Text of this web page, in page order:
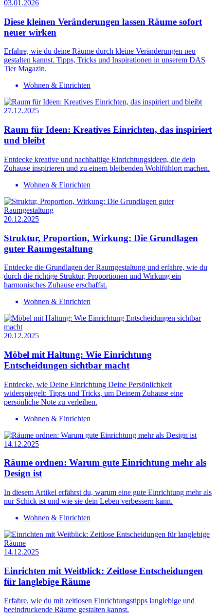
03.01.2026
Diese kleinen Veränderungen lassen Räume sofort
neuer wirken
Erfahre, wie du deine Räume durch kleine Veränderungen neu
gestalten kannst. Tipps, Tricks und Inspirationen in unserem DAS
Tier Magazin.
Wohnen & Einrichten
27.12.2025
Raum für Ideen: Kreatives Einrichten, das inspiriert
und bleibt
Entdecke kreative und nachhaltige Einrichtungsideen, die dein
Zuhause inspirieren und zu einem bleibenden Wohlfühlort machen.
Wohnen & Einrichten
20.12.2025
Struktur, Proportion, Wirkung: Die Grundlagen
guter Raumgestaltung
Entdecke die Grundlagen der Raumgestaltung und erfahre, wie du
durch die richtige Struktur, Proportionen und Wirkung ein
harmonisches Zuhause erschaffst.
Wohnen & Einrichten
20.12.2025
Möbel mit Haltung: Wie Einrichtung
Entscheidungen sichtbar macht
Entdecke, wie Deine Einrichtung Deine Persönlichkeit
widerspiegelt: Tipps und Tricks, um Deinem Zuhause eine
persönliche Note zu verleihen.
Wohnen & Einrichten
14.12.2025
Räume ordnen: Warum gute Einrichtung mehr als
Design ist
In diesem Artikel erfährst du, warum eine gute Einrichtung mehr als
nur Schick ist und wie sie dein Leben verbessern kann.
Wohnen & Einrichten
14.12.2025
Einrichten mit Weitblick: Zeitlose Entscheidungen
für langlebige Räume
Erfahre, wie du mit zeitlosen Einrichtungstipps langlebige und
beeindruckende Räume gestalten kannst.